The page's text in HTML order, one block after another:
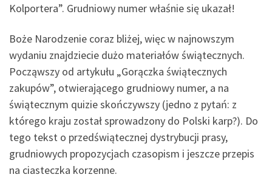
Kolportera”. Grudniowy numer właśnie się ukazał!
Boże Narodzenie coraz bliżej, więc w najnowszym
wydaniu znajdziecie dużo materiałów świątecznych.
Począwszy od artykułu „Gorączka świątecznych
zakupów”, otwierającego grudniowy numer, a na
świątecznym quizie skończywszy (jedno z pytań: z
którego kraju został sprowadzony do Polski karp?). Do
tego tekst o przedświątecznej dystrybucji prasy,
grudniowych propozycjach czasopism i jeszcze przepis
na ciasteczka korzenne.